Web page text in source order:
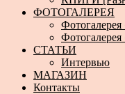
ФОТОГАЛЕРЕЯ
Фотогалерея
СТАТЬИ
Интервью
МАГАЗИН
Контакты